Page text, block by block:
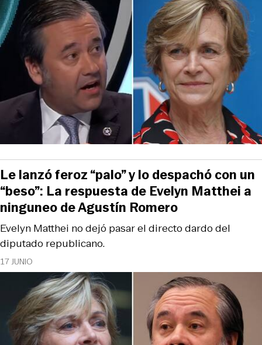
17 JUNIO
Evelyn Matthei no dejó pasar el directo dardo del
diputado republicano.
Le lanzó feroz “palo” y lo despachó con un
“beso”: La respuesta de Evelyn Matthei a
ninguneo de Agustín Romero